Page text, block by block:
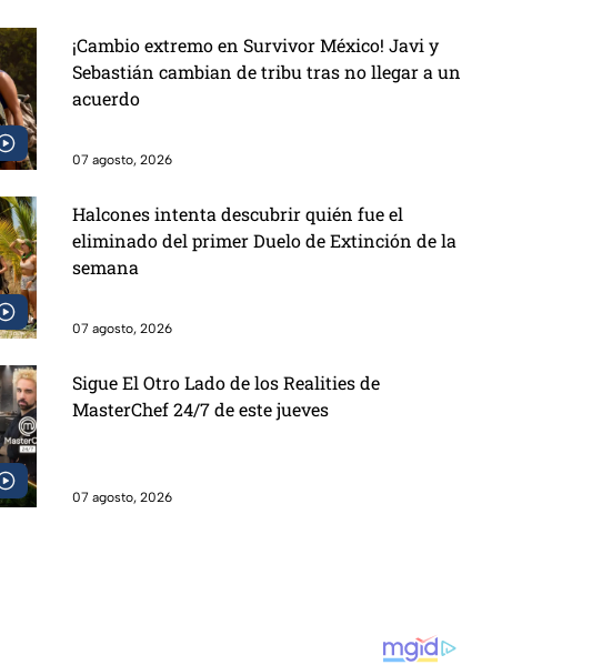
¡Cambio extremo en Survivor México! Javi y
Sebastián cambian de tribu tras no llegar a un
acuerdo
07 agosto, 2026
Halcones intenta descubrir quién fue el
eliminado del primer Duelo de Extinción de la
semana
07 agosto, 2026
Sigue El Otro Lado de los Realities de
MasterChef 24/7 de este jueves
07 agosto, 2026